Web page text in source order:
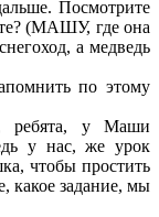
Посмотрите
(МАШУ, где она
а медведь
по этому
ребята, у Маши
у нас, же урок
чтобы простить
какое задание, мы